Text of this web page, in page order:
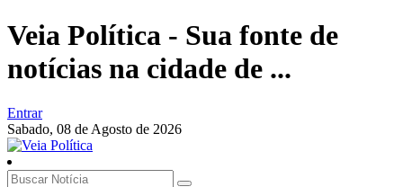
Veia Política - Sua fonte de
notícias na cidade de ...
Entrar
Sabado, 08 de Agosto de 2026